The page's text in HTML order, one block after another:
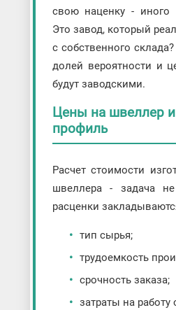
свою наценку - иного
Это завод, который
с собственного
долей вероятности и
будут заводскими.
Цены на швеллер
профиль
Расчет стоимости
швеллера - задача
расценки
тип сырья;
трудоемкость
срочность заказа;
затраты на работу